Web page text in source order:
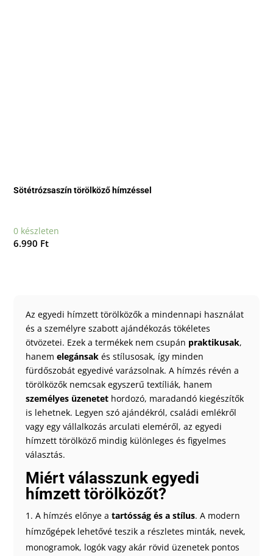
Sötétrózsaszín törölköző hímzéssel
0 készleten
6.990 Ft
Az egyedi hímzett törölközők a mindennapi használat
és a személyre szabott ajándékozás tökéletes
ötvözetei. Ezek a termékek nem csupán praktikusak,
hanemelegánsak és stílusosak, így minden
fürdőszobát egyedivé varázsolnak. A hímzés révén a
törölközők nemcsak egyszerű textíliák, hanem
személyes üzenetet hordozó, maradandó kiegészítők
is lehetnek. Legyen szó ajándékról, családi emlékről
vagy egy vállalkozás arculati eleméről, az egyedi
hímzett törölköző mindig különleges és figyelmes
választás.
Miért válasszunk egyedi
hímzett törölközőt?
A hímzés előnye atartósság és a stílus. A modern
hímzőgépek lehetővé teszik a részletes minták, nevek,
monogramok, logók vagy akár rövid üzenetek pontos